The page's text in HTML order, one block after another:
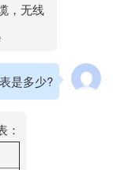
，无线
是多少?
：